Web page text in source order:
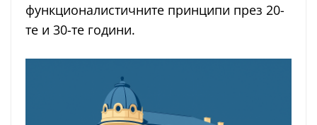
функционалистичните принципи през 20-
те и 30-те години.